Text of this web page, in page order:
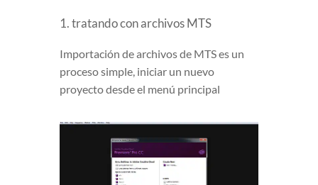
1. tratando con archivos MTS
Importación de archivos de MTS es un
proceso simple, iniciar un nuevo
proyecto desde el menú principal